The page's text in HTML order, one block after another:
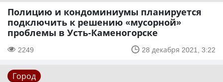
Полицию и кондоминиумы планируется
подключить к решению «мусорной»
проблемы в Усть-Каменогорске
2249 28 декабря 2021, 3:22
Город